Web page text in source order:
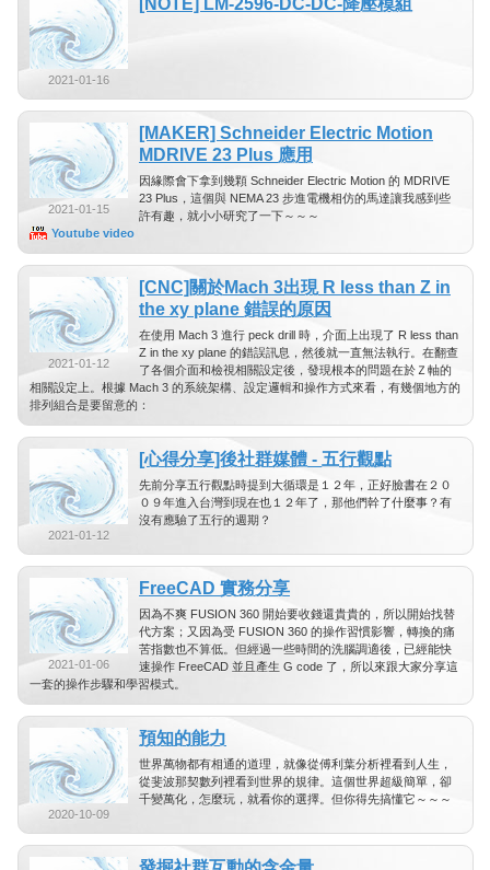
2021-01-16
[NOTE] LM-2596-DC-DC-降壓模組
2021-01-15
[MAKER] Schneider Electric Motion
MDRIVE 23 Plus 應用
因緣際會下拿到幾顆 Schneider Electric Motion 的 MDRIVE
23 Plus，這個與 NEMA 23 步進電機相仿的馬達讓我感到些
許有趣，就小小研究了一下～～～
Youtube video
2021-01-12
[CNC]關於Mach 3出現 R less than Z in
the xy plane 錯誤的原因
在使用 Mach 3 進行 peck drill 時，介面上出現了 R less than
Z in the xy plane 的錯誤訊息，然後就一直無法執行。在翻查
了各個介面和檢視相關設定後，發現根本的問題在於Ｚ軸的
相關設定上。根據 Mach 3 的系統架構、設定邏輯和操作方式來看，有幾個地方的
排列組合是要留意的：
2021-01-12
[心得分享]後社群媒體 - 五行觀點
先前分享五行觀點時提到大循環是１２年，正好臉書在２０
０９年進入台灣到現在也１２年了，那他們幹了什麼事？有
沒有應驗了五行的週期？
2021-01-06
FreeCAD 實務分享
因為不爽 FUSION 360 開始要收錢還貴貴的，所以開始找替
代方案；又因為受 FUSION 360 的操作習慣影響，轉換的痛
苦指數也不算低。但經過一些時間的洗腦調適後，已經能快
速操作 FreeCAD 並且產生 G code 了，所以來跟大家分享這
一套的操作步驟和學習模式。
2020-10-09
預知的能力
世界萬物都有相通的道理，就像從傅利葉分析裡看到人生，
從斐波那契數列裡看到世界的規律。這個世界超級簡單，卻
千變萬化，怎麼玩，就看你的選擇。但你得先搞懂它～～～